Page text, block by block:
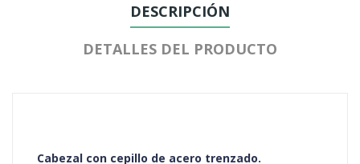
DESCRIPCIÓN
DETALLES DEL PRODUCTO
Cabezal con cepillo de acero trenzado.